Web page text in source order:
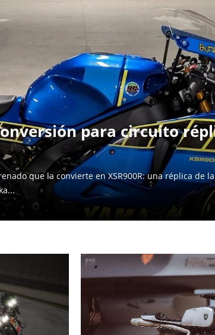
para circuito
que la convierte en XSR900R: una réplica de la